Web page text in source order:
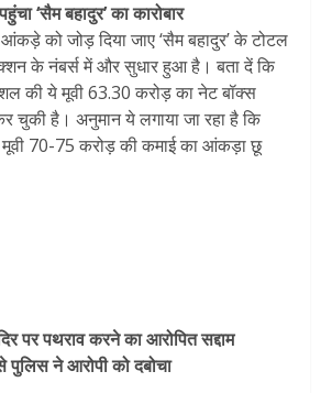
‘सैम बहादुर’ का कारोबार
को जोड़ दिया जाए ‘सैम बहादुर’ के टोटल
के नंबर्स में और सुधार हुआ है। बता दें कि
की ये मूवी 63.30 करोड़ का नेट बॉक्स
है। अनुमान ये लगाया जा रहा है कि
70-75 करोड़ की कमाई का आंकड़ा छू
पर पथराव करने का आरोपित सद्दाम
पुलिस ने आरोपी को दबोचा